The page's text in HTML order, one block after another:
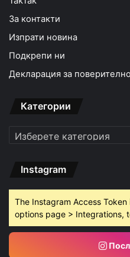
За контакти
Изпрати новина
Подкрепи ни
Декларация за
Категории
Категории
Instagram
The Instagram Access
options page > Integrations,